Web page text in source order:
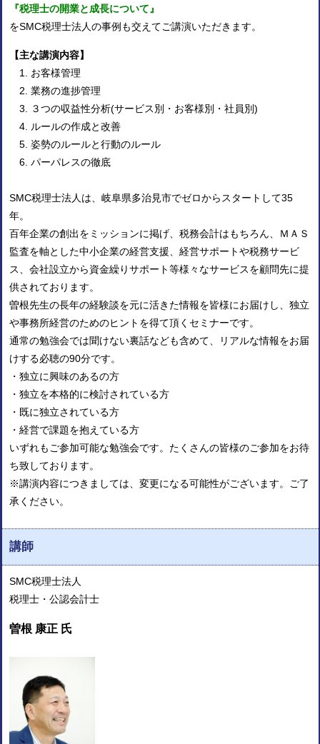
『税理士の開業と成長について』
をSMC税理士法人の事例も交えてご講演いただきます。
【主な講演内容】
お客様管理
業務の進捗管理
３つの収益性分析(サービス別・お客様別・社員別)
ルールの作成と改善
姿勢のルールと行動のルール
パーパレスの徹底
SMC税理士法人は、 岐阜県多治見市でゼロからスタートして35
年。
百年企業の創出をミッションに掲げ、税務会計はもちろん、ＭＡＳ
監査を軸とした中小企業の経営支援、経営サポートや税務サービ
ス、会社設立から資金繰りサポート等様々なサービスを顧問先に提
供されております。
曽根先生の長年の経験談を元に活きた情報を皆様にお届けし、独立
や事務所経営のためのヒントを得て頂くセミナーです。
通常の勉強会では聞けない裏話なども含めて、リアルな情報をお届
けする必聴の90分です。
・独立に興味のあるの方
・独立を本格的に検討されている方
・既に独立されている方
・経営で課題を抱えている方
いずれもご参加可能な勉強会です。たくさんの皆様のご参加をお待
ち致しております。
※講演内容につきましては、変更になる可能性がございます。ご了
承ください。
講師
SMC税理士法人
税理士・公認会計士
曽根 康正 氏